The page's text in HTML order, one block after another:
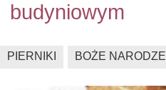
budyniowym
PIERNIKI BOŻE